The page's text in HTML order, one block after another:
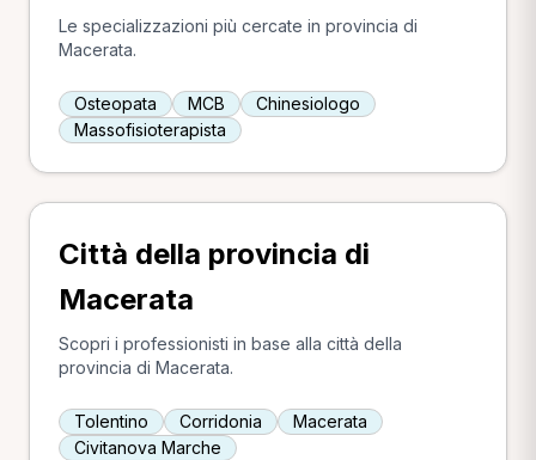
Le specializzazioni più cercate in provincia di
Macerata.
Osteopata MCB
Chinesiologo
Massofisioterapista
Città della provincia di
Macerata
Scopri i professionisti in base alla città della
provincia di Macerata.
Tolentino Corridonia
Macerata
Civitanova Marche